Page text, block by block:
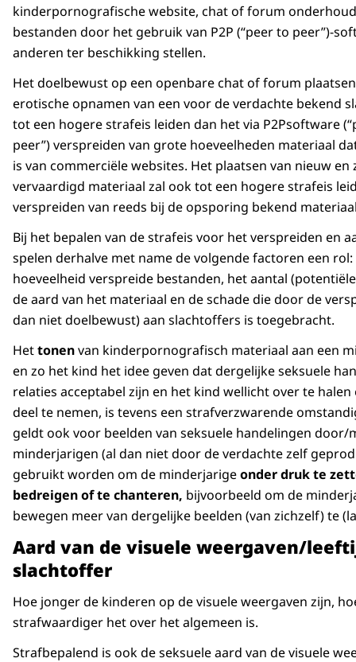
kinderpornografische website, chat of forum
bestanden door het gebruik van P2P (“peer to peer”)-
anderen ter beschikking stellen.
Het doelbewust op een openbare chat of forum
erotische opnamen van een voor de verdachte bekend
tot een hogere strafeis leiden dan het via P2Psoftware
peer”) verspreiden van grote hoeveelheden materiaal
is van commerciële websites. Het plaatsen van nieuw en
vervaardigd materiaal zal ook tot een hogere strafeis
verspreiden van reeds bij de opsporing bekend
Bij het bepalen van de strafeis voor het verspreiden en
spelen derhalve met name de volgende factoren een rol:
hoeveelheid verspreide bestanden, het aantal
de aard van het materiaal en de schade die door de
dan niet doelbewust) aan slachtoffers is toegebracht.
Hettonenvan kinderpornografisch materiaal aan een
en zo het kind het idee geven dat dergelijke seksuele
relaties acceptabel zijn en het kind wellicht over te halen
deel te nemen, is tevens een strafverzwarende
geldt ook voor beelden van seksuele handelingen door/
minderjarigen (al dan niet door de verdachte zelf
gebruikt worden om de minderjarigeonder druk te
bedreigen of te chanteren, bijvoorbeeld om de
bewegen meer van dergelijke beelden (van zichzelf) te
Aard van de visuele weergaven/
slachtoffer
Hoe jonger de kinderen op de visuele weergaven zijn,
strafwaardiger het over het algemeen is.
Strafbepalend is ook de seksuele aard van de visuele